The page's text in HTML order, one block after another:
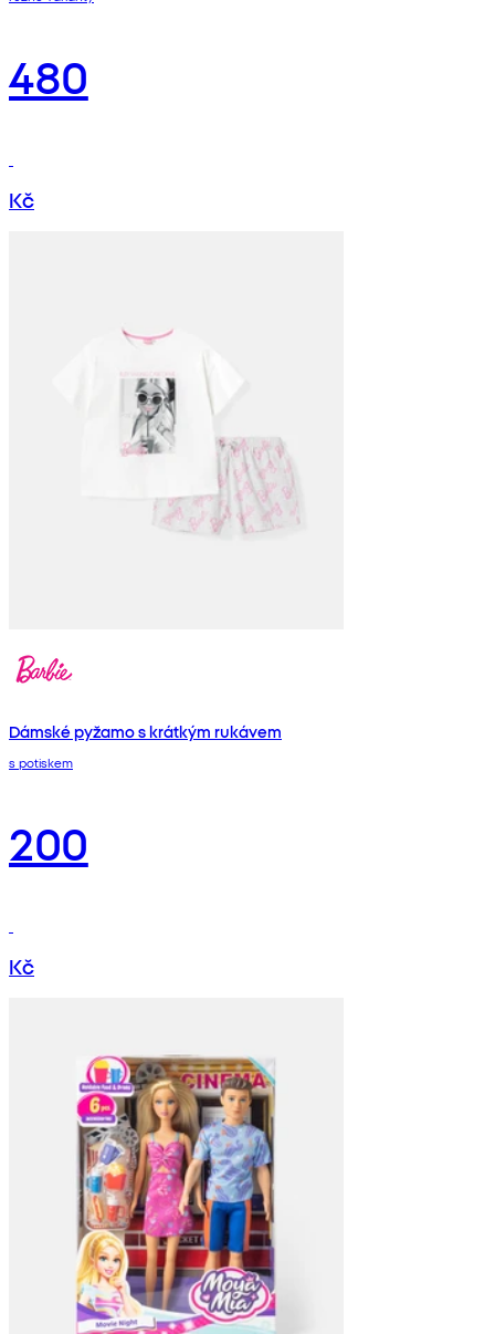
480
Kč
Dámské pyžamo s krátkým rukávem
s potiskem
200
Kč